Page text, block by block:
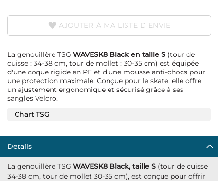
AJOUTER À MA LISTE D’ENVIE
La genouillère TSG WAVESK8 Black en taille S (tour de
cuisse : 34-38 cm, tour de mollet : 30-35 cm) est équipée
d'une coque rigide en PE et d'une mousse anti-chocs pour
une protection maximale. Conçue pour le skate, elle offre
un ajustement ergonomique et sécurisé grâce à ses
sangles Velcro.
Chart TSG
Details
La genouillère TSG WAVESK8 Black, taille S (tour de cuisse
34-38 cm, tour de mollet 30-35 cm), est conçue pour offrir